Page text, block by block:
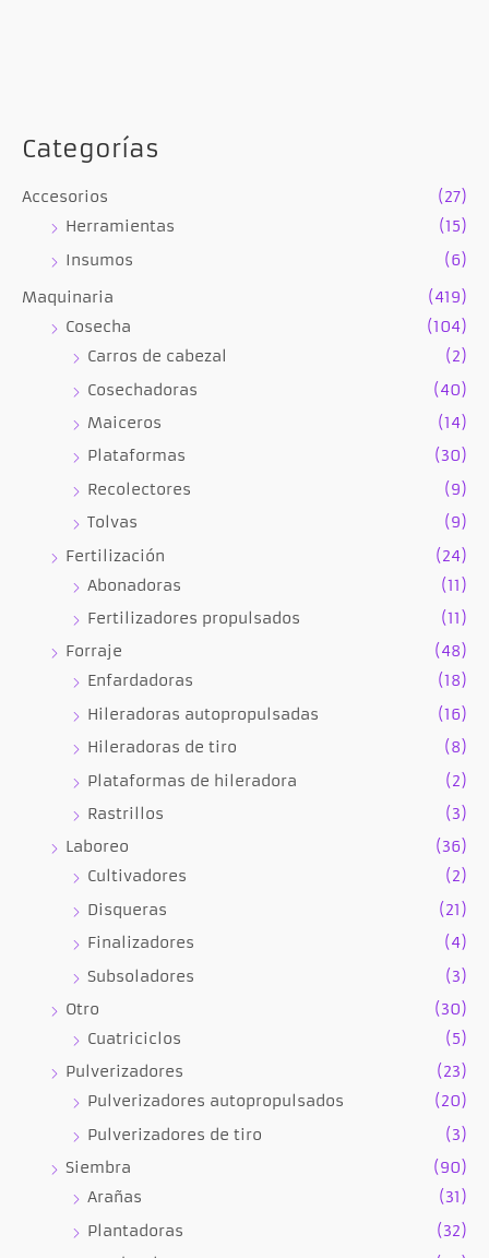
Categorías
Accesorios
(27)
Herramientas
(15)
Insumos
(6)
Maquinaria
(419)
Cosecha
(104)
Carros de cabezal
(2)
Cosechadoras
(40)
Maiceros
(14)
Plataformas
(30)
Recolectores
(9)
Tolvas
(9)
Fertilización
(24)
Abonadoras
(11)
Fertilizadores propulsados
(11)
Forraje
(48)
Enfardadoras
(18)
Hileradoras autopropulsadas
(16)
Hileradoras de tiro
(8)
Plataformas de hileradora
(2)
Rastrillos
(3)
Laboreo
(36)
Cultivadores
(2)
Disqueras
(21)
Finalizadores
(4)
Subsoladores
(3)
Otro
(30)
Cuatriciclos
(5)
Pulverizadores
(23)
Pulverizadores autopropulsados
(20)
Pulverizadores de tiro
(3)
Siembra
(90)
Arañas
(31)
Plantadoras
(32)